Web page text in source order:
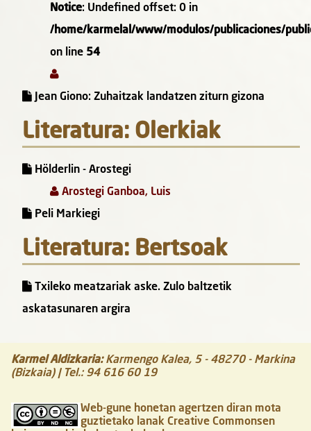
Notice: Undefined offset: 0 in
/home/karmelal/www/modulos/publicaciones/
on line 54
Jean Giono: Zuhaitzak landatzen ziturn gizona
Literatura: Olerkiak
Hölderlin - Arostegi
Arostegi Ganboa, Luis
Peli Markiegi
Literatura: Bertsoak
Txileko meatzariak aske. Zulo baltzetik
askatasunaren argira
Karmel Aldizkaria: Karmengo Kalea, 5 - 48270- Markina
(Bizkaia)| Tel.: 94 616 60 19
Web-gune honetan agertzen diran mota
guztietako lanak Creative Commonsen